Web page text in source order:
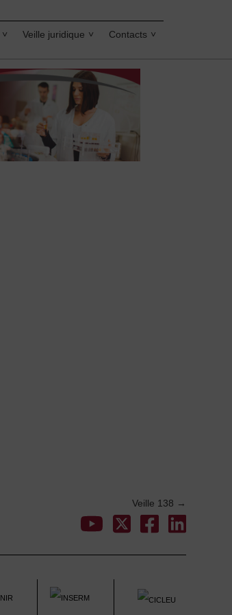
Veille juridique Contacts
Veille 138 →